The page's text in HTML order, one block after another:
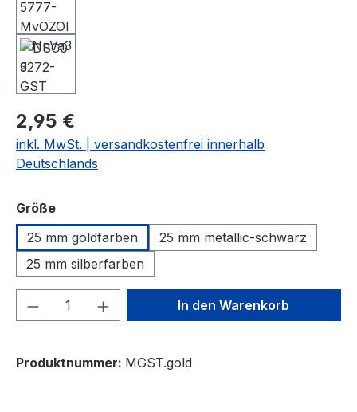
2,95 €
inkl. MwSt. | versandkostenfrei innerhalb
Deutschlands
Größeauswählen
25 mm goldfarben
25 mm metallic-schwarz
25 mm silberfarben
Produkt Anzahl: Gib denIn den Warenkorb
Produktnummer: MGST.gold